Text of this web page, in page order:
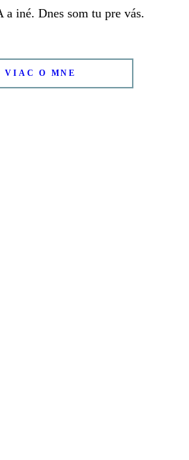
a iné. Dnes som tu pre vás.
VIAC O MNE